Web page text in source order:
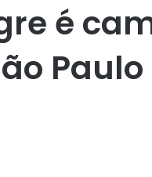
é
Paulo